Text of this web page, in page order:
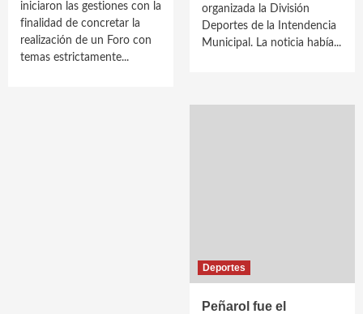
iniciaron las gestiones con la
finalidad de concretar la
realización de un Foro con
temas estrictamente...
organizada la División
Deportes de la Intendencia
Municipal. La noticia había...
Deportes
Peñarol fue el